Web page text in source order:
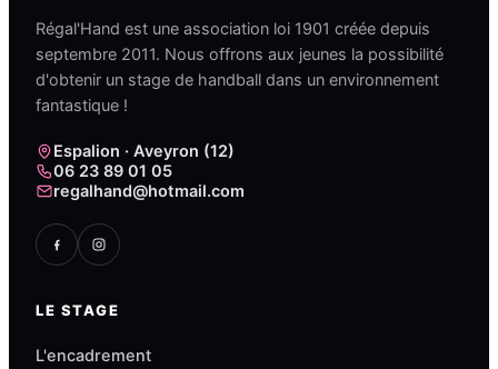
Régal'Hand est une association loi 1901 créée depuis
septembre 2011. Nous offrons aux jeunes la possibilité
d'obtenir un stage de handball dans un environnement
fantastique !
Espalion · Aveyron (12)
06 23 89 01 05
regalhand@hotmail.com
LE STAGE
L'encadrement